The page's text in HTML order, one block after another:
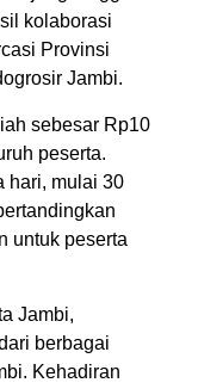
kolaborasi
Provinsi
Jambi.
sebesar Rp10
peserta.
hari, mulai 30
untuk peserta
Jambi,
berbagai
Kehadiran